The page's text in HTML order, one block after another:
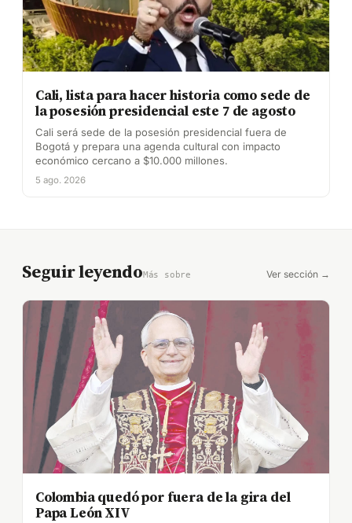
Cali, lista para hacer historia como sede de
la posesión presidencial este 7 de agosto
Cali será sede de la posesión presidencial fuera de
Bogotá y prepara una agenda cultural con impacto
económico cercano a $10.000 millones.
5 ago. 2026
Seguir leyendoMás sobre Ver sección →
Colombia quedó por fuera de la gira del
Papa León XIV